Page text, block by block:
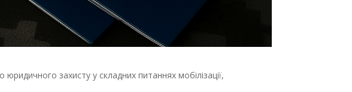
захисту у складних питаннях мобілізації,